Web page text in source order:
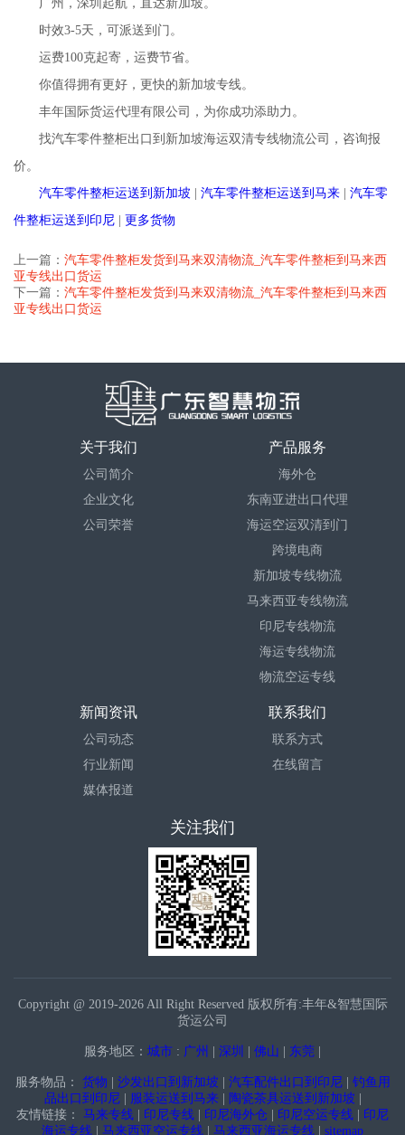
广州，深圳起航，直达新加坡。
时效3-5天，可派送到门。
运费100克起寄，运费节省。
你值得拥有更好，更快的新加坡专线。
丰年国际货运代理有限公司，为你成功添助力。
找汽车零件整柜出口到新加坡海运双清专线物流公司，咨询报
价。
汽车零件整柜运送到新加坡
汽车零件整柜运送到马来
汽车零
件整柜运送到印尼
更多货物
上一篇： 汽车零件整柜发货到马来双清物流_汽车零件整柜到马来西
亚专线出口货运
下一篇： 汽车零件整柜发货到马来双清物流_汽车零件整柜到马来西
亚专线出口货运
关于我们
公司简介
企业文化
公司荣誉
产品服务
海外仓
东南亚进出口代理
海运空运双清到门
跨境电商
新加坡专线物流
马来西亚专线物流
印尼专线物流
海运专线物流
物流空运专线
新闻资讯
公司动态
行业新闻
媒体报道
联系我们
联系方式
在线留言
关注我们
Copyright @ 2019-2026 All Right Reserved 版权所有:丰年&智慧国际
货运公司
服务地区： 城市 : 广州 深圳 佛山 东莞
服务物品： 货物 沙发出口到新加坡 汽车配件出口到印尼| 钓鱼用
品出口到印尼| 服装运送到马来| 陶瓷茶具运送到新加坡
友情链接： 马来专线 印尼专线 印尼海外仓 印尼空运专线
印尼
海运专线
马来西亚空运专线 马来西亚海运专线 sitemap